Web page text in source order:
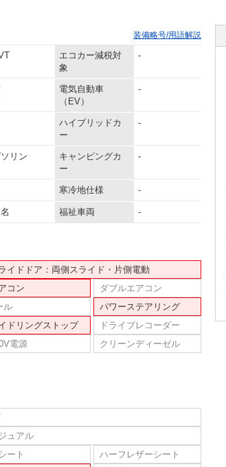
装備略号/用語解説
エコカー減税対
象
-
電気自動車
（EV）
-
ハイブリッドカ
ー
-
リン
キャンピングカ
ー
-
寒冷地仕様 -
福祉車両 -
イドドア：両側スライド・片側電動
コン
ダブルエアコン
ル
パワーステアリング
ドリングストップ
ドライブレコーダー
電源
クリーンディーゼル
ュアル
ート
ハーフレザーシート